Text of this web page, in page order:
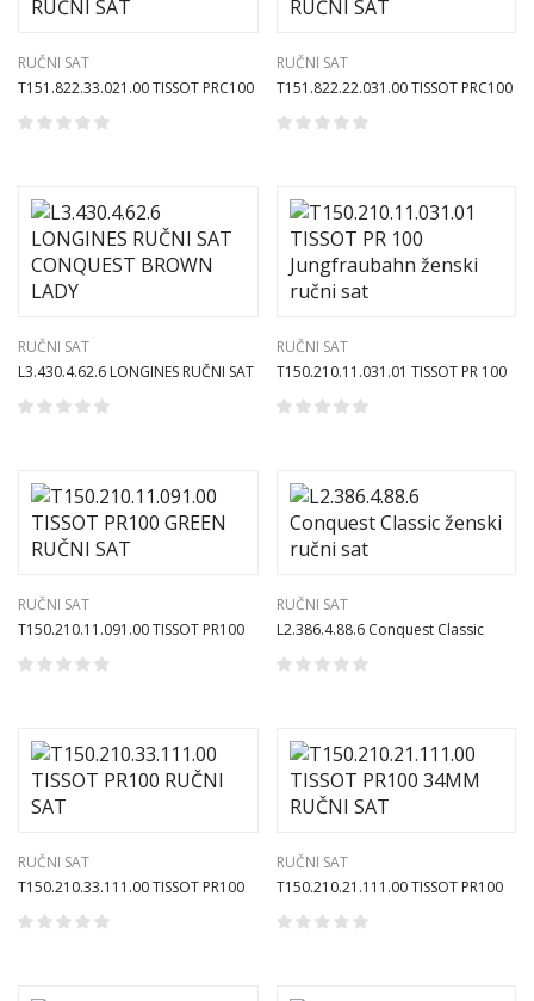
RUČNI SAT
T151.822.33.021.00 TISSOT PRC100
SOLAR RUČNI SAT
RUČNI SAT
T151.822.22.031.00 TISSOT PRC100
SOLAR RUČNI SAT
RUČNI SAT
L3.430.4.62.6 LONGINES RUČNI SAT
CONQUEST BROWN LADY
RUČNI SAT
T150.210.11.031.01 TISSOT PR 100
Jungfraubahn ženski ručni sat
RUČNI SAT
T150.210.11.091.00 TISSOT PR100
GREEN RUČNI SAT
RUČNI SAT
L2.386.4.88.6 Conquest Classic
ženski ručni sat
RUČNI SAT
T150.210.33.111.00 TISSOT PR100
RUČNI SAT
RUČNI SAT
T150.210.21.111.00 TISSOT PR100
34MM RUČNI SAT